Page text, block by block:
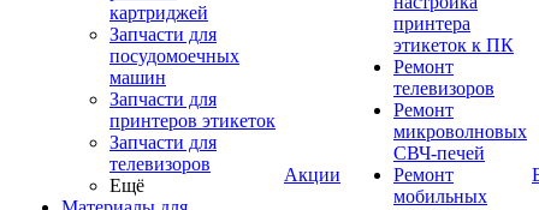
картриджей
Запчасти для
посудомоечных
машин
Запчасти для
принтеров этикеток
Запчасти для
телевизоров
Ещё
Акции
принтера
этикеток к ПК
Ремонт
телевизоров
Ремонт
микроволновых
СВЧ-печей
Ремонт
мобильных